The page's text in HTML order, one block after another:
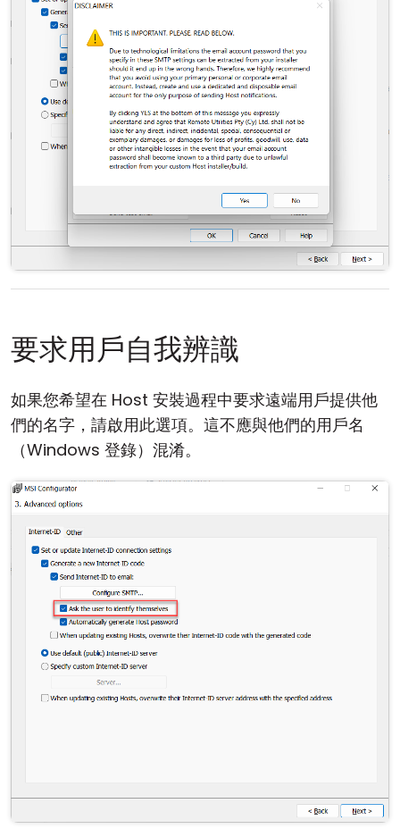
要求用戶自我辨識
如果您希望在 Host 安裝過程中要求遠端用戶提供他
們的名字，請啟用此選項。這不應與他們的用戶名
（Windows 登錄）混淆。